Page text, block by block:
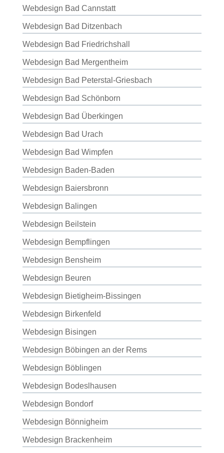
Webdesign Bad Cannstatt
Webdesign Bad Ditzenbach
Webdesign Bad Friedrichshall
Webdesign Bad Mergentheim
Webdesign Bad Peterstal-Griesbach
Webdesign Bad Schönborn
Webdesign Bad Überkingen
Webdesign Bad Urach
Webdesign Bad Wimpfen
Webdesign Baden-Baden
Webdesign Baiersbronn
Webdesign Balingen
Webdesign Beilstein
Webdesign Bempflingen
Webdesign Bensheim
Webdesign Beuren
Webdesign Bietigheim-Bissingen
Webdesign Birkenfeld
Webdesign Bisingen
Webdesign Böbingen an der Rems
Webdesign Böblingen
Webdesign Bodeslhausen
Webdesign Bondorf
Webdesign Bönnigheim
Webdesign Brackenheim